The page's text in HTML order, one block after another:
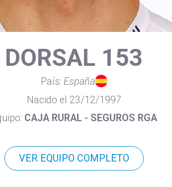
DORSAL 153
País: España
Nacido el 23/12/1997
CAJA RURAL - SEGUROS RGA
VER EQUIPO COMPLETO